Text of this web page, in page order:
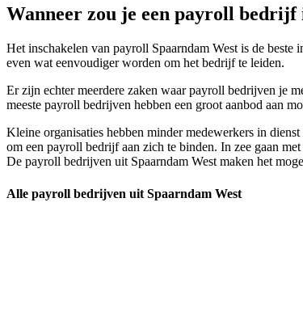
Wanneer zou je een payroll bedrijf
Het inschakelen van payroll Spaarndam West is de
even wat eenvoudiger worden om het bedrijf te leiden.
Er zijn echter meerdere zaken waar payroll bedrijven je
meeste payroll bedrijven hebben een groot aanbod aan
Kleine organisaties hebben minder medewerkers in
om een payroll bedrijf aan zich te binden. In zee gaan
De payroll bedrijven uit Spaarndam West maken het
Alle payroll bedrijven uit Spaarndam West